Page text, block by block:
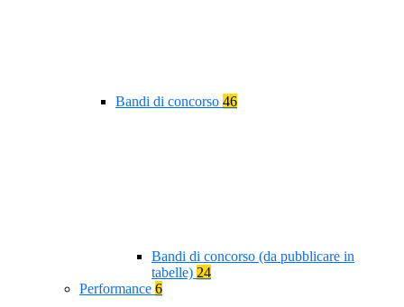
Bandi di concorso 46
Bandi di concorso (da pubblicare in
tabelle) 24
Performance 6